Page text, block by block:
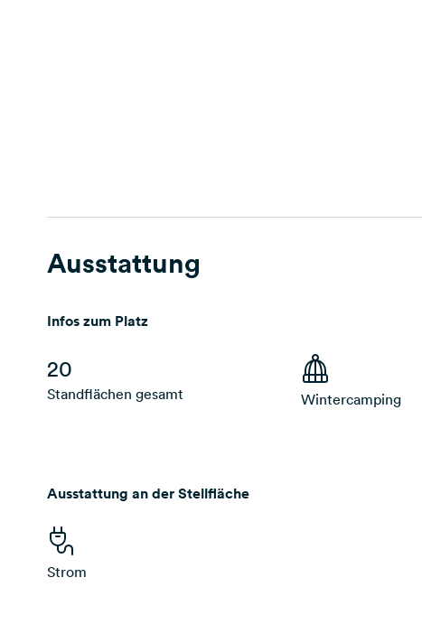
Ausstattung
Infos zum Platz
20
Standflächen gesamt Wintercamping
Ausstattung an der Stellfläche
Strom